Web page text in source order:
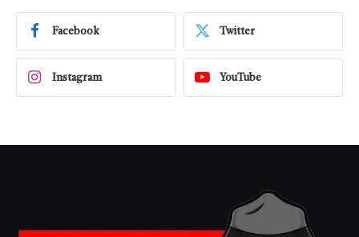
Facebook Twitter
Instagram YouTube